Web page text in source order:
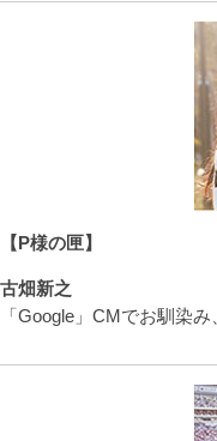
【P様の匣】
古畑新之
「Google」CMでお馴染